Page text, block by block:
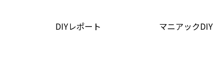
DIYレポート マニアックDIY